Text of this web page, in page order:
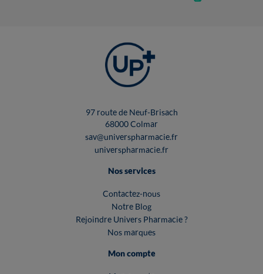
97 route de Neuf-Brisach
68000 Colmar
sav@universpharmacie.fr
universpharmacie.fr
Nos services
Contactez-nous
Notre Blog
Rejoindre Univers Pharmacie ?
Nos marques
Mon compte